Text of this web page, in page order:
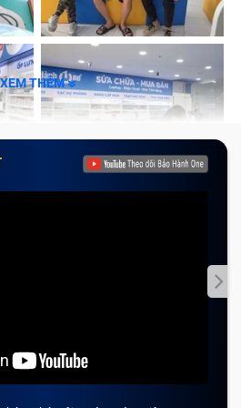
góp phần tạo nên vẻ ngoài
16 mà còn hỗ trợ bảo vệ linh
Khi bộ phận này bị nứt vỡ, bạn
tra và tìm trung tâmsửa chữa
đã đến lúc bạn cần thay kính
do tác động nhiệt độ.
Mặt kính sau bị hở viền khiến
XEM THÊM